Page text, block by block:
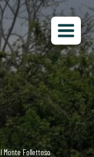
Monte Follettoso